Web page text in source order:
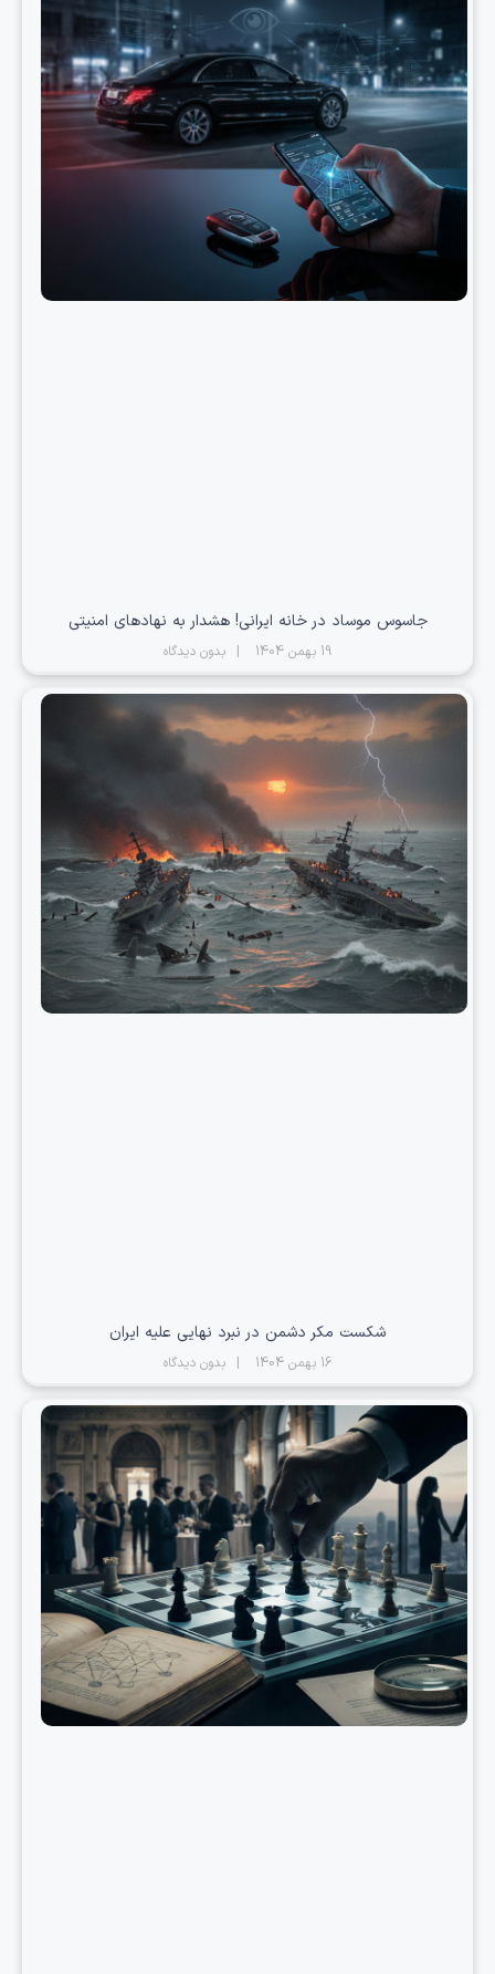
جاسوس موساد در خانه ایرانی! هشدار به نهادهای امنیتی
19 بهمن 1404 بدون دیدگاه
شکست مکر دشمن در نبرد نهایی علیه ایران
16 بهمن 1404 بدون دیدگاه